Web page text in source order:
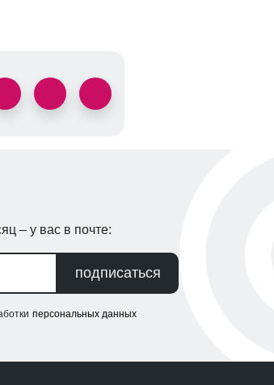
– у вас в почте:
подписаться
персональных данных